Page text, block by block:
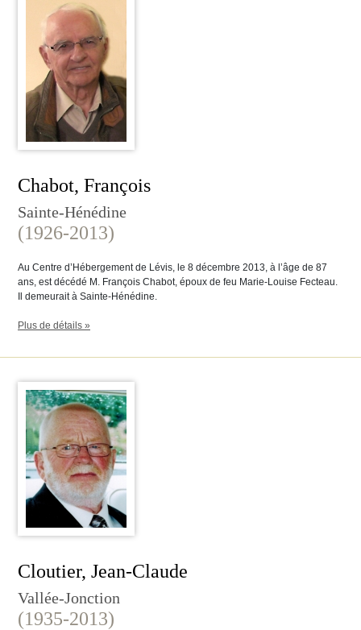
Chabot, François
Sainte-Hénédine
(1926-2013)
Au Centre d’Hébergement de Lévis, le 8 décembre 2013, à l’âge de 87
ans, est décédé M. François Chabot, époux de feu Marie-Louise Fecteau.
Il demeurait à Sainte-Hénédine.
Plus de détails »
Cloutier, Jean-Claude
Vallée-Jonction
(1935-2013)